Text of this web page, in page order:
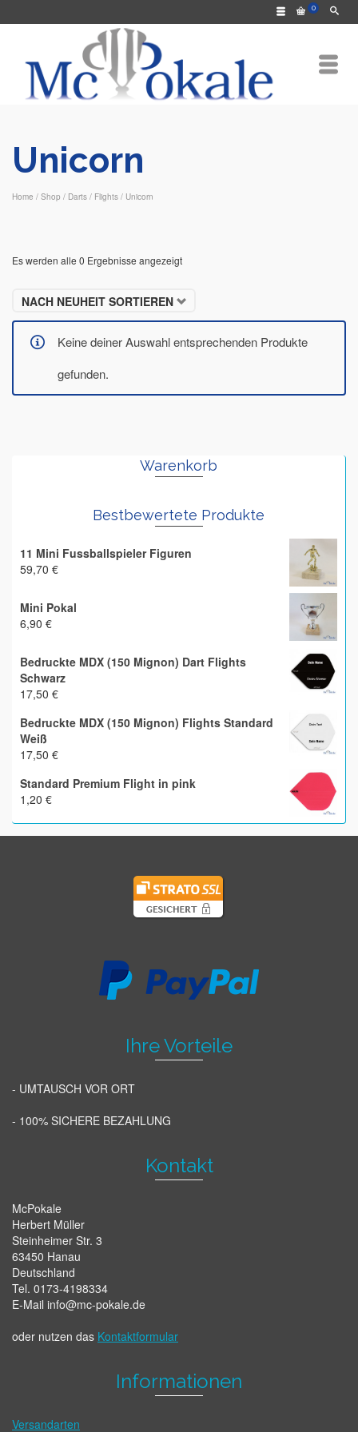
0
Unicorn
Home / Shop / Darts / Flights / Unicorn
Es werden alle 0 Ergebnisse angezeigt
NACH NEUHEIT SORTIEREN
Keine deiner Auswahl entsprechenden Produkte
gefunden.
Warenkorb
Bestbewertete Produkte
11 Mini Fussballspieler Figuren
59,70 €
Mini Pokal
6,90 €
Bedruckte MDX (150 Mignon) Dart Flights
Schwarz
17,50 €
Bedruckte MDX (150 Mignon) Flights Standard
Weiß
17,50 €
Standard Premium Flight in pink
1,20 €
Ihre Vorteile
- UMTAUSCH VOR ORT
- 100% SICHERE BEZAHLUNG
Kontakt
McPokale
Herbert Müller
Steinheimer Str. 3
63450 Hanau
Deutschland
Tel. 0173-4198334
E-Mail info@mc-pokale.de
oder nutzen das Kontaktformular
Informationen
Versandarten